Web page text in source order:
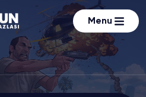
Menu